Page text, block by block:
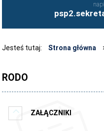
STOŁÓWKA SZKOLNA
BIBLIOTEKA
Jesteś tutaj: Strona główna
RODO
ZAŁĄCZNIKI